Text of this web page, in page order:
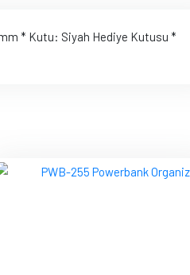
mm * Kutu: Siyah Hediye Kutusu *